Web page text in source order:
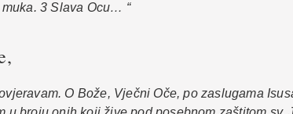
3 Slava Ocu… “
O Bože, Vječni Oče, po zaslugama